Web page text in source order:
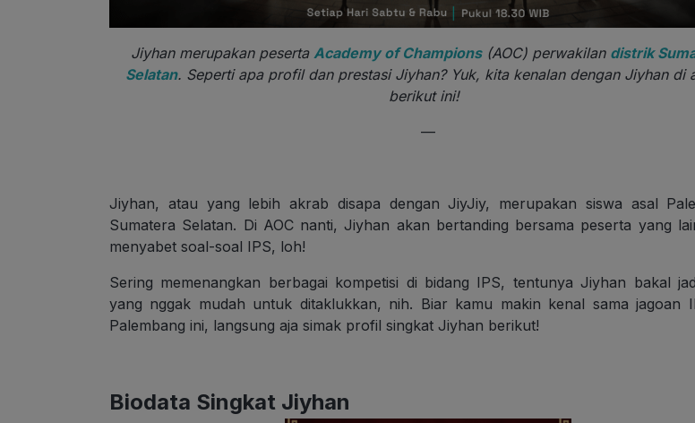
Jiyhan merupakan pesertaAcademy of Champions(AOC) perwakilan distrik
Selatan. Seperti apa profil dan prestasi Jiyhan? Yuk, kita kenalan dengan Jiyhan di
berikut ini!
—
Jiyhan, atau yang lebih akrab disapa dengan JiyJiy, merupakan siswa asal
Sumatera Selatan. Di AOC nanti, Jiyhan akan bertanding bersama peserta yang
menyabet soal-soal IPS, loh!
Sering memenangkan berbagai kompetisi di bidang IPS, tentunya Jiyhan bakal
yang nggak mudah untuk ditaklukkan, nih. Biar kamu makin kenal sama jagoan
Palembang ini, langsung aja simak profil singkat Jiyhan berikut!
Biodata Singkat Jiyhan